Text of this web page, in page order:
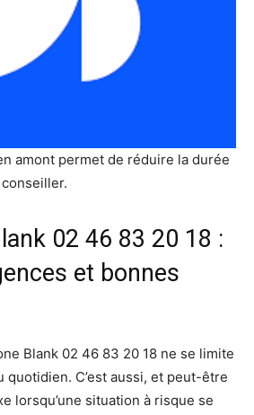
amont permet de réduire la durée
conseiller.
02 46 83 20 18 :
et bonnes
Blank 02 46 83 20 18 ne se limite
quotidien. C’est aussi, et peut-être
lorsqu’une situation à risque se